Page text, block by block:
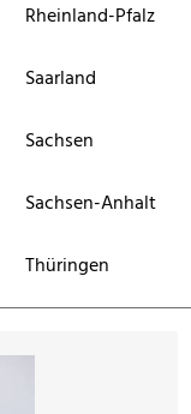
Rheinland-Pfalz
Saarland
Sachsen
Sachsen-Anhalt
Thüringen